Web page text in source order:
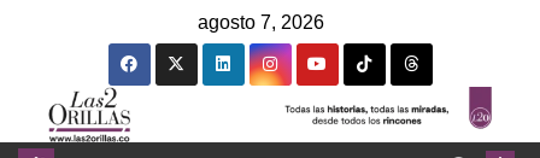
agosto 7, 2026